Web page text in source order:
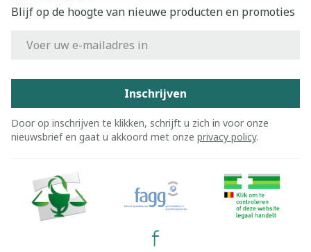
Blijf op de hoogte van nieuwe producten en promoties
Inschrijven
Door op inschrijven te klikken, schrijft u zich in voor onze
nieuwsbrief en gaat u akkoord met onze privacy policy.